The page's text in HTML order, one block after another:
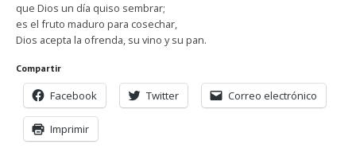
que Dios un día quiso sembrar;
es el fruto maduro para cosechar,
Dios acepta la ofrenda, su vino y su pan.
Compartir
Facebook Twitter Correo electrónico
Imprimir